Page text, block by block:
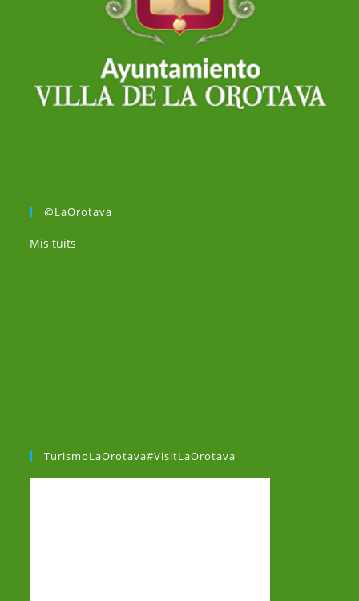
@LaOrotava
Mis tuits
TurismoLaOrotava#VisitLaOrotava